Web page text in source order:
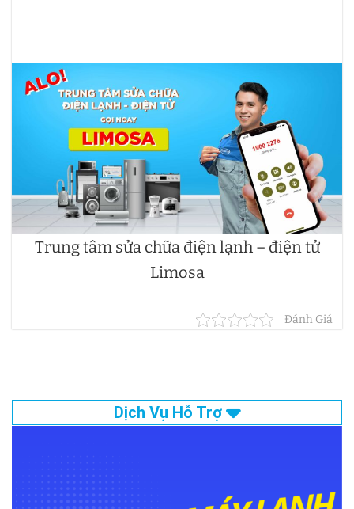
Trung tâm sửa chữa điện lạnh – điện tử
Limosa
Đánh Giá
Dịch Vụ Hỗ Trợ